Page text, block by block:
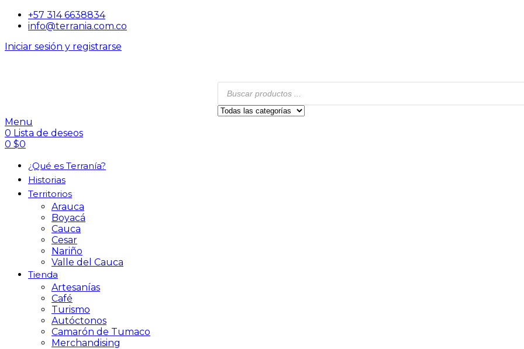
+57 314 6638834
info@terrania.com.co
Iniciar sesión y registrarse
Menu
0 Lista de deseos
0 $0
¿Qué es Terranía?
Historias
Territorios
Arauca
Boyacá
Cauca
Cesar
Nariño
Valle del Cauca
Tienda
Artesanías
Café
Turismo
Autóctonos
Camarón de Tumaco
Merchandising